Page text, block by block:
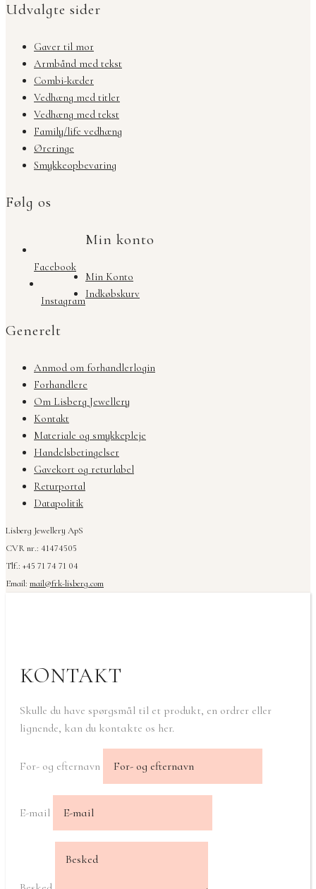
Udvalgte sider
Gaver til mor
Armbånd med tekst
Combi-kæder
Vedhæng med titler
Vedhæng med tekst
Family/life vedhæng
Øreringe
Smykkeopbevaring
Følg os
Facebook
Instagram
Min konto
Min Konto
Indkøbskurv
Generelt
Anmod om forhandlerlogin
Forhandlere
Om Lisberg Jewellery
Kontakt
Materiale og smykkepleje
Handelsbetingelser
Gavekort og returlabel
Returportal
Datapolitik
Lisberg Jewellery ApS
CVR nr.: 41474505
Tlf.: +45 71 74 71 04
Email: mail@frk-lisberg.com
KONTAKT
Skulle du have spørgsmål til et produkt, en ordrer eller
lignende, kan du kontakte os her.
For- og efternavn
E-mail